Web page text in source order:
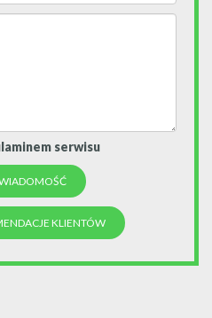
serwisu
KLIENTÓW